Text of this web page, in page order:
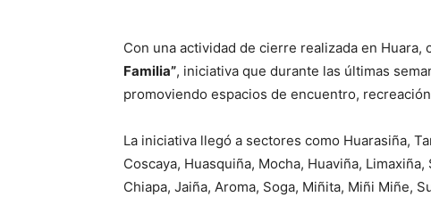
Con una actividad de cierre realizada en Huara,
Familia”, iniciativa que durante las últimas
promoviendo espacios de encuentro,
La iniciativa llegó a sectores como Huarasiña,
Coscaya, Huasquiña, Mocha, Huaviña,
Chiapa, Jaiña, Aroma, Soga, Miñita, Miñi Miñe,